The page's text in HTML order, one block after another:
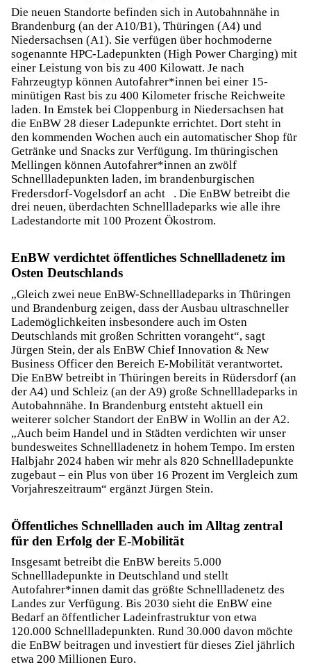
Die neuen Standorte befinden sich in Autobahnnähe in
Brandenburg (an der A10/B1), Thüringen (A4) und
Niedersachsen (A1). Sie verfügen über hochmoderne
sogenannte HPC-Ladepunkten (High Power Charging) mit
einer Leistung von bis zu 400 Kilowatt. Je nach
Fahrzeugtyp können Autofahrer*innen bei einer 15-
minütigen Rast bis zu 400 Kilometer frische Reichweite
laden. In Emstek bei Cloppenburg in Niedersachsen hat
die EnBW 28 dieser Ladepunkte errichtet. Dort steht in
den kommenden Wochen auch ein automatischer Shop für
Getränke und Snacks zur Verfügung. Im thüringischen
Mellingen können Autofahrer*innen an zwölf
Schnellladepunkten laden, im brandenburgischen
Fredersdorf-Vogelsdorf an acht
. Die EnBW betreibt die
drei neuen, überdachten Schnellladeparks wie alle ihre
Ladestandorte mit 100 Prozent Ökostrom.
EnBW verdichtet öffentliches Schnellladenetz im
Osten Deutschlands
„Gleich zwei neue EnBW-Schnellladeparks in Thüringen
und Brandenburg zeigen, dass der Ausbau ultraschneller
Lademöglichkeiten insbesondere auch im Osten
Deutschlands mit großen Schritten vorangeht“, sagt
Jürgen Stein, der als EnBW Chief Innovation & New
Business Officer den Bereich E-Mobilität verantwortet.
Die EnBW betreibt in Thüringen bereits in Rüdersdorf (an
der A4) und Schleiz (an der A9) große Schnellladeparks in
Autobahnnähe. In Brandenburg entsteht aktuell ein
weiterer solcher Standort der EnBW in Wollin an der A2.
„Auch beim Handel und in Städten verdichten wir unser
bundesweites Schnellladenetz in hohem Tempo. Im ersten
Halbjahr 2024 haben wir mehr als 820 Schnellladepunkte
zugebaut – ein Plus von über 16 Prozent im Vergleich zum
Vorjahreszeitraum“ ergänzt Jürgen Stein.
Öffentliches Schnellladen auch im Alltag zentral
für den Erfolg der E-Mobilität
Insgesamt betreibt die EnBW bereits 5.000
Schnellladepunkte in Deutschland und stellt
Autofahrer*innen damit das größte Schnellladenetz des
Landes zur Verfügung. Bis 2030 sieht die EnBW eine
Bedarf an öffentlicher Ladeinfrastruktur von etwa
120.000 Schnellladepunkten. Rund 30.000 davon möchte
die EnBW beitragen und investiert für dieses Ziel jährlich
etwa 200 Millionen Euro.